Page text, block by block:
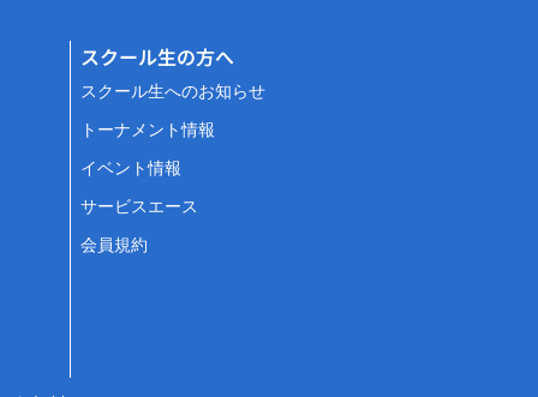
スクール生の方へ
スクール生へのお知らせ
トーナメント情報
イベント情報
サービスエース
会員規約